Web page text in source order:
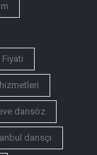
dansöz
dansçı